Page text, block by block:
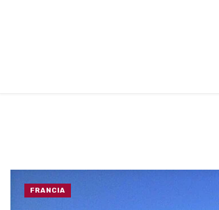
FRANCIA